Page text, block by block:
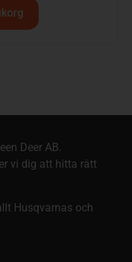
Deer AB.
vi dig att hitta rätt
Husqvarnas och